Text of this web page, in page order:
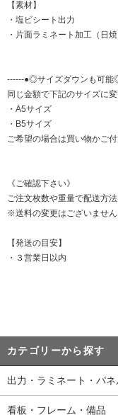
【素材】
・塩ビシート出力
・片面ラミネート加工（日
------●◎サイズダウンも可
同じ金額で下記のサイズに変
・A5サイズ
・B5サイズ
ご希望の場合は買い物かご
《ご確認下さい》
ご注文枚数や重量で配送方
※送料の変更はございませ
【発送の目安】
・３営業日以内
カテゴリーから探す
出力・ラミネート・パネ
看板・フレーム・備品